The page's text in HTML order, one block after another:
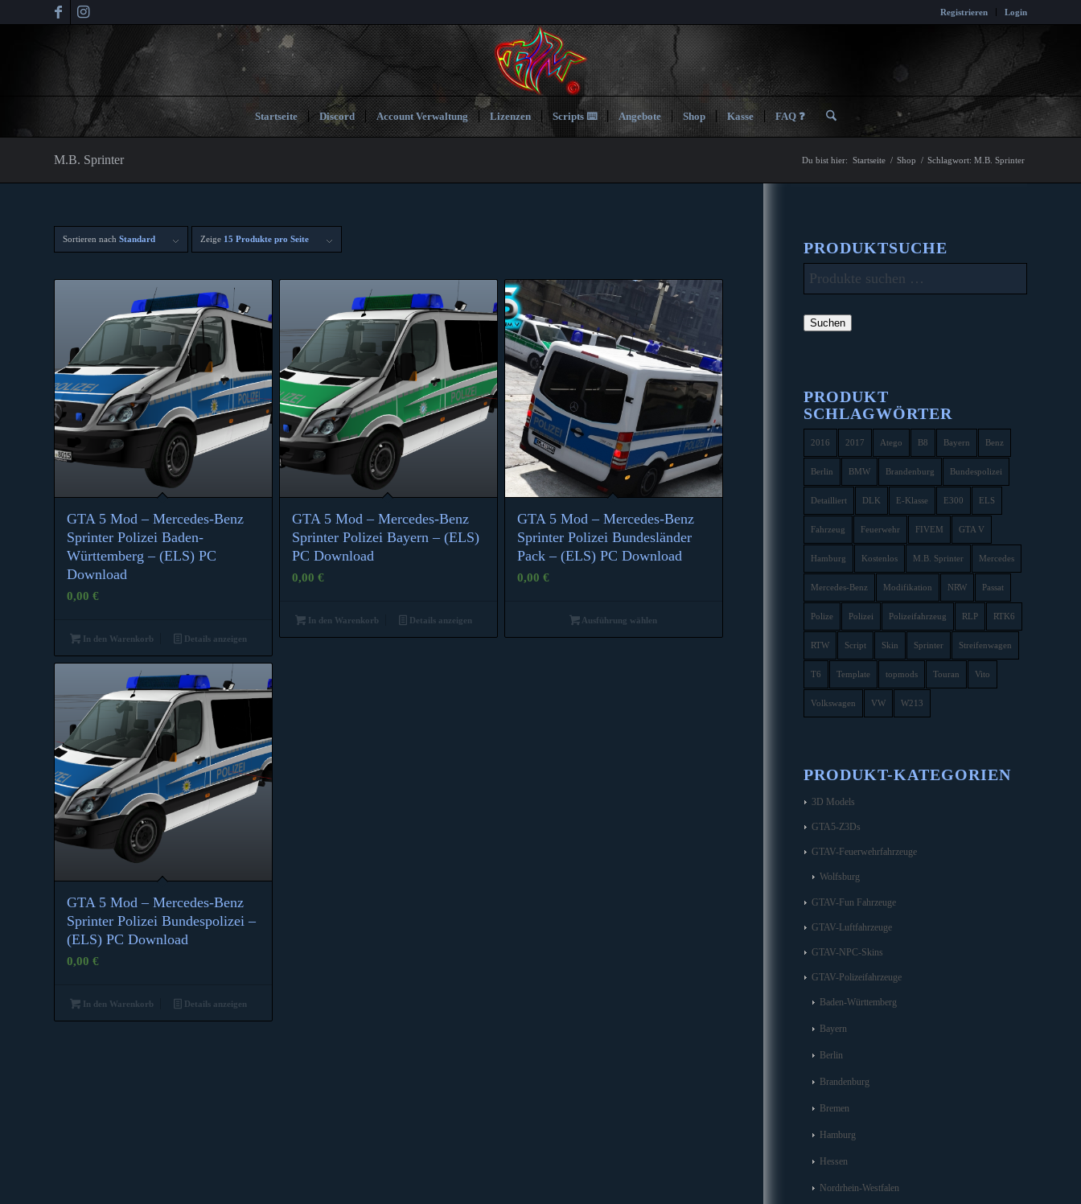
Registrieren Login
Startseite Discord Account Verwaltung Lizenzen Scripts ⌨️ Angebote Shop Kasse FAQ ❓
M.B. Sprinter Du bist hier: Startseite / Shop / Schlagwort: M.B. Sprinter
Sortieren nach Standard Zeige 15 Produkte pro Seite
GTA 5 Mod – Mercedes-Benz
Sprinter Polizei Baden-
Württemberg – (ELS) PC
Download
0,00 €
In den Warenkorb Details anzeigen
GTA 5 Mod – Mercedes-Benz
Sprinter Polizei Bayern – (ELS)
PC Download
0,00 €
In den Warenkorb Details anzeigen
GTA 5 Mod – Mercedes-Benz
Sprinter Polizei Bundesländer
Pack – (ELS) PC Download
0,00 €
Ausführung wählen
GTA 5 Mod – Mercedes-Benz
Sprinter Polizei Bundespolizei –
(ELS) PC Download
0,00 €
In den Warenkorb Details anzeigen
PRODUKTSUCHE
Suchen
PRODUKT
SCHLAGWÖRTER
2016 2017 Atego B8 Bayern Benz
Berlin BMW Brandenburg Bundespolizei
Detailliert DLK E-Klasse E300 ELS
Fahrzeug Feuerwehr FIVEM GTA V
Hamburg Kostenlos M.B. Sprinter Mercedes
Mercedes-Benz Modifikation NRW Passat
Polize Polizei Polizeifahrzeug RLP RTK6
RTW Script Skin Sprinter Streifenwagen
T6 Template topmods Touran Vito
Volkswagen VW W213
PRODUKT-KATEGORIEN
3D Models
GTA5-Z3Ds
GTAV-Feuerwehrfahrzeuge
Wolfsburg
GTAV-Fun Fahrzeuge
GTAV-Luftfahrzeuge
GTAV-NPC-Skins
GTAV-Polizeifahrzeuge
Baden-Württemberg
Bayern
Berlin
Brandenburg
Bremen
Hamburg
Hessen
Nordrhein-Westfalen